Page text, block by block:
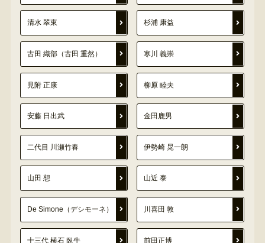
清水 翠東 杉浦 康益
古田 織部（古田 重然） 寒川 義崇
見附 正康 柳原 睦夫
安藤 日出武 金田鹿男
二代目 川瀬竹春 伊勢崎 晃一朗
山田 想 山近 泰
De Simone（デシモーネ） 川喜田 敦
十三代 横石 臥牛 前田正博